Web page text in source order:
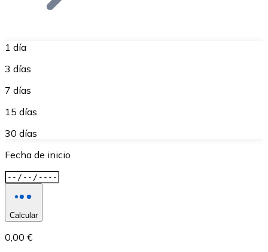
1 día
3 días
7 días
15 días
30 días
Fecha de inicio
Calcular
0,00 €